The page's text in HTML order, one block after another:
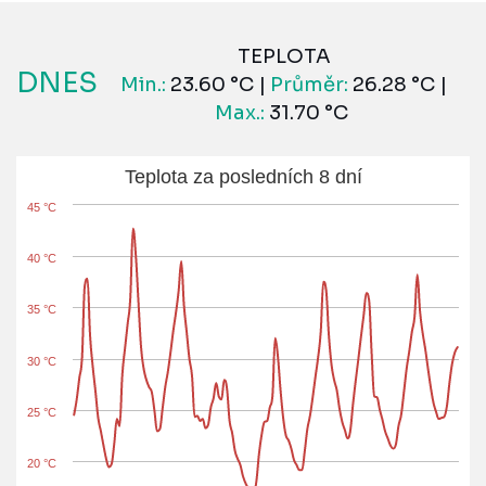
DNES
TEPLOTA
Min.: 23.60 °C | Průměr: 26.28 °C |
Max.: 31.70 °C
Teplota za posledních 8 dní
20 °C
25 °C
30 °C
35 °C
40 °C
45 °C